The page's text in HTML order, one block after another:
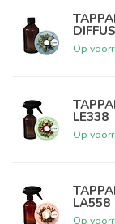
Op
LE338
Op
LA558
Op